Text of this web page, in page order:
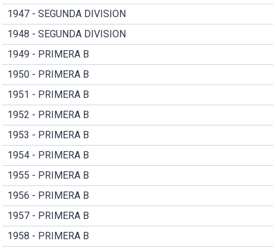
1947 - SEGUNDA DIVISION
1948 - SEGUNDA DIVISION
1949 - PRIMERA B
1950 - PRIMERA B
1951 - PRIMERA B
1952 - PRIMERA B
1953 - PRIMERA B
1954 - PRIMERA B
1955 - PRIMERA B
1956 - PRIMERA B
1957 - PRIMERA B
1958 - PRIMERA B